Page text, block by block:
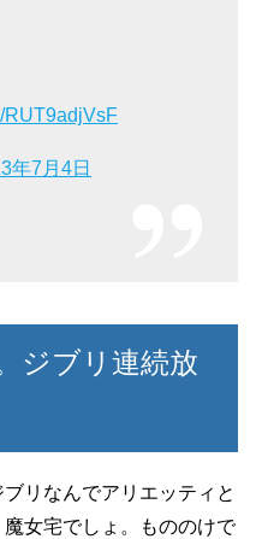
RUT9adjVsF
年7月4日
ジブリ連続放
リなんでアリエッティと
女宅でしょ。もののけで